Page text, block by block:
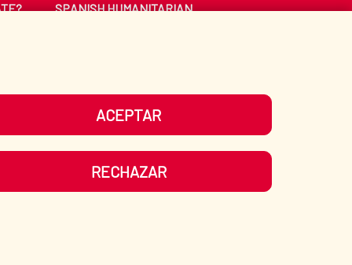
ACEPTAR
RECHAZAR
SPANISH HUMANITARIAN
SOCIAL MEDIA